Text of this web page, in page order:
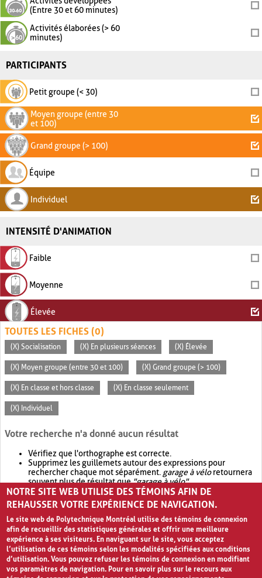
(Entre 30 et 60 minutes)
Activités élaborées (> 60
minutes)
PARTICIPANTS
Petit groupe (< 30)
Moyen groupe (entre 30
et 100)
Grand groupe (> 100)
Équipe
Individuel
INTENSITÉ D'ANIMATION
Faible
Moyenne
Élevée
TOUTES LES FICHES (0)
(X) Socialisation (X) En plusieurs séances (X) Élevée
(X) Moyen groupe (entre 30 et 100) (X) Grand groupe (> 100)
(X) En classe et hors classe (X) En classe seulement
(X) Individuel
Votre recherche n'a donné aucun résultat
Vérifiez que l'orthographe est correcte.
Supprimez les guillemets autour des expressions pour
rechercher chaque mot séparément. garage à véloretournera
souvent plus de résultat que"garage à vélo".
Envisagez d'élargir votre recherche avec OR.garage OR vélo
retournera souvent plus de résultat quegarage à vélo
NOTRE SITE WEB UTILISE DES TÉMOINS AFIN DE
REHAUSSER VOTRE EXPÉRIENCE DE NAVIGATION.
Le site web de Polytechnique Montréal utilise des témoins de connexion
afin de recueillir des statistiques générales et offrir une meilleure
expérience à ses visiteurs. En naviguant sur le site, vous acceptez
l’utilisation de ces témoins selon les modalités spécifiées aux conditions
d’utilisation. Vous pouvez refuser les témoins de connexion en modifiant
vos paramètres de navigation. Pour en savoir plus sur le recours aux